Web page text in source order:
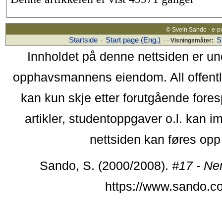
© Svein Sando - e-
Startside · Start page (Eng.) · · Visningsmåter:
Innholdet på denne nettsiden er
opphavsmannens eiendom. All
kan kun skje etter forutgående
artikler, studentoppgaver o.l. kan
nettsiden kan føres
Sando, S. (2000/2008). #17 -
https://